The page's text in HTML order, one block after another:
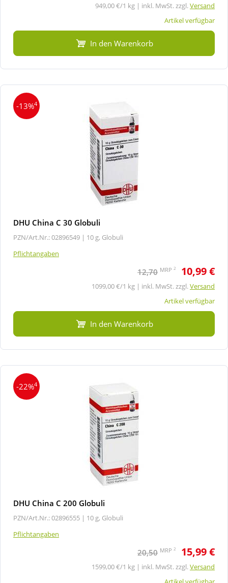
949,00 €/1 kg | inkl. MwSt. zzgl.Versand
Artikel verfügbar
In den Warenkorb
-13%4
DHU China C 30 Globuli
PZN/Art.Nr.: 02896549 | 10 g, Globuli
Pflichtangaben
12,70 MRP 2 10,99 €
1099,00 €/1 kg | inkl. MwSt. zzgl.Versand
Artikel verfügbar
In den Warenkorb
-22%4
DHU China C 200 Globuli
PZN/Art.Nr.: 02896555 | 10 g, Globuli
Pflichtangaben
20,50 MRP 2 15,99 €
1599,00 €/1 kg | inkl. MwSt. zzgl.Versand